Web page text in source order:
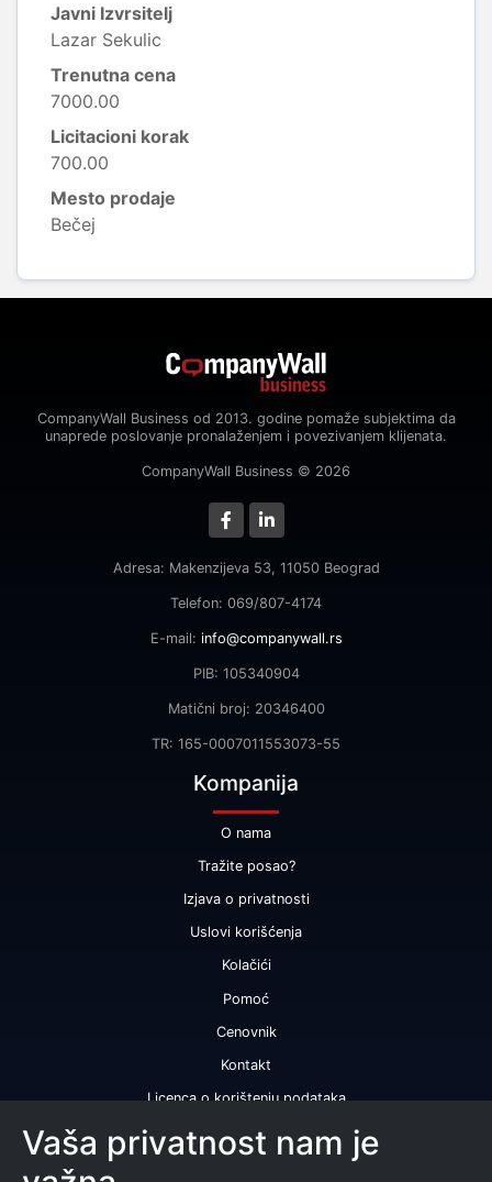
Javni Izvrsitelj
Lazar Sekulic
Trenutna cena
7000.00
Licitacioni korak
700.00
Mesto prodaje
Bečej
CompanyWall Business od 2013. godine pomaže subjektima da
unaprede poslovanje pronalaženjem i povezivanjem klijenata.
CompanyWall Business © 2026
Adresa: Makenzijeva 53, 11050 Beograd
Telefon: 069/807-4174
E-mail: info@companywall.rs
PIB: 105340904
Matični broj: 20346400
TR: 165-0007011553073-55
Kompanija
O nama
Tražite posao?
Izjava o privatnosti
Uslovi korišćenja
Kolačići
Pomoć
Cenovnik
Kontakt
Licenca o korištenju podataka
Naše usluge
Vaša privatnost nam je